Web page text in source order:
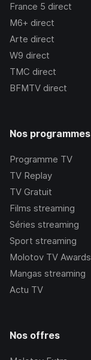
France 5 direct
M6+ direct
Arte direct
W9 direct
TMC direct
BFMTV direct
Nos programmes
Programme TV
TV Replay
TV Gratuit
Films streaming
Séries streaming
Sport streaming
Molotov TV Awards
Mangas streaming
Actu TV
Nos offres